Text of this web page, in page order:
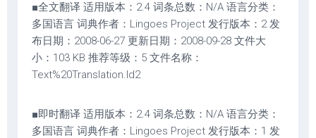
■全文翻译 适用版本：2.4 词条总数：N/A 语言分类：
多国语言 词典作者：Lingoes Project 发行版本：2 发
布日期：2008-06-27 更新日期：2008-09-28 文件大
小：103 KB 推荐等级：5 文件名称：
Text%20Translation.ld2
■即时翻译 适用版本：2.4 词条总数：N/A 语言分类：
多国语言 词典作者：Lingoes Project 发行版本：1 发